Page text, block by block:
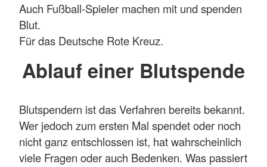
Auch Fußball-Spieler machen mit und spenden
Blut.
Für das Deutsche Rote Kreuz.
Ablauf einer Blutspende
Blutspendern ist das Verfahren bereits bekannt.
Wer jedoch zum ersten Mal spendet oder noch
nicht ganz entschlossen ist, hat wahrscheinlich
viele Fragen oder auch Bedenken. Was passiert